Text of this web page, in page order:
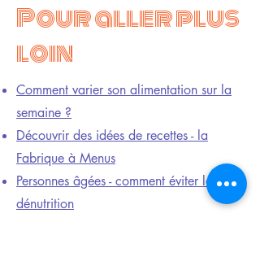
Pour aller plus
loin
Comment varier son alimentation sur la
semaine ?
Découvrir des idées de recettes - la
Fabrique à Menus
Personnes âgées - comment éviter la
dénutrition